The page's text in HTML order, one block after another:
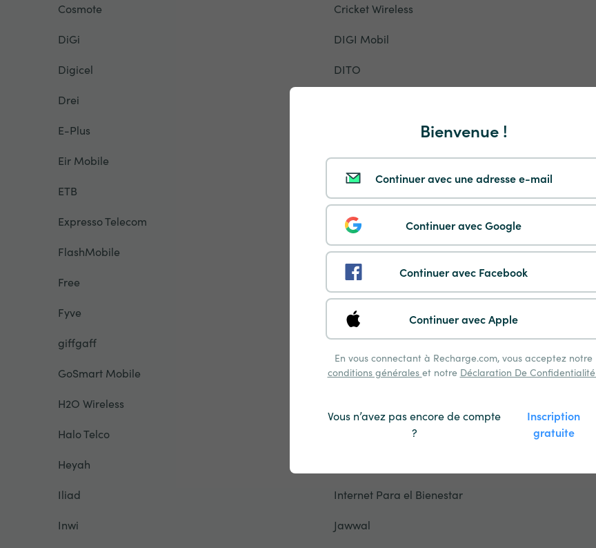
Bienvenue !
Continuer avec une adresse e-mail
Continuer avec Google
Continuer avec Facebook
Continuer avec Apple
En vous connectant à Recharge.com, vous acceptez notre
conditions générales et notre Déclaration De Confidentialité
Vous n’avez pas encore de compte
?
Inscription
gratuite
Cosmote
Cricket Wireless
DiGi
DIGI Mobil
Digicel
DITO
Drei
E-Plus
Eir Mobile
Entel
ETB
Expresso Telecom
Fastweb
FlashMobile
Flow
Free
Freedom Mobile
Fyve
Gamcel
giffgaff
Glo
GoSmart Mobile
Grameenphone
H2O Wireless
Halo Telco
Heyah
Iliad
Internet Para el Bienestar
Inwi
Jawwal